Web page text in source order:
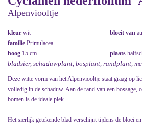
Alpenviooltje
kleur wit bloeit van
familie Primulacea
hoog 15 cm plaats
bladsier, schaduwplant, bosplant, randplant,
Deze witte vorm van het Alpenviooltje staat graag op
volledig in de schaduw. Aan de rand van een bossage,
bomen is de ideale plek.
Het sierlijk getekende blad verschijnt tijdens de bloei